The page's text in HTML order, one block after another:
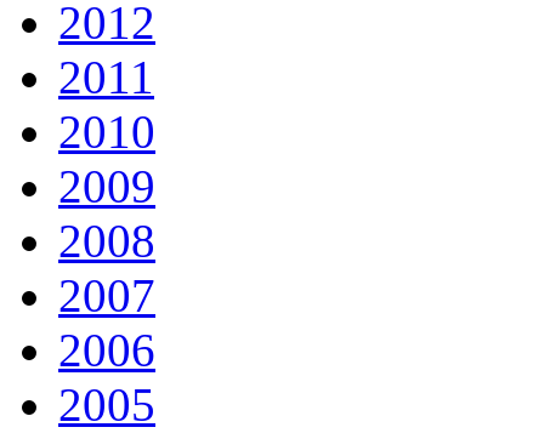
2012
2011
2010
2009
2008
2007
2006
2005